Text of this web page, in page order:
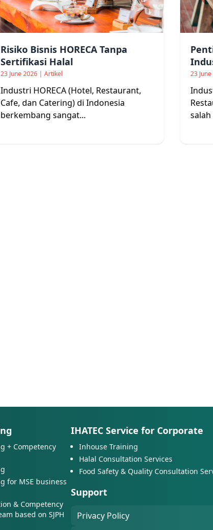
Risiko Bisnis HORECA Tanpa
Sertifikasi Halal
23 June 2026 | Artikel
Industri HORECA (Hotel, Restaurant,
Cafe, dan Catering) di Indonesia
berkembang sangat...
23
+ Competency
for MSE business
& Competency
based on SJPH
IHATEC Service for Corporate
Inhouse Training
Halal Consultation Services
Food Safety & Quality Consultation
Support
Privacy Policy